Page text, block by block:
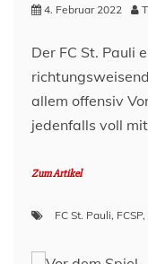
4. Februar 2022
Der FC St. Pauli
allem offensiv
jedenfalls voll
Zum Artikel
FC St. Pauli, FCSP,